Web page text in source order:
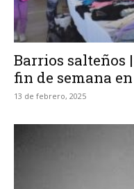
Barrios salteños
fin de semana
13 de febrero, 2025